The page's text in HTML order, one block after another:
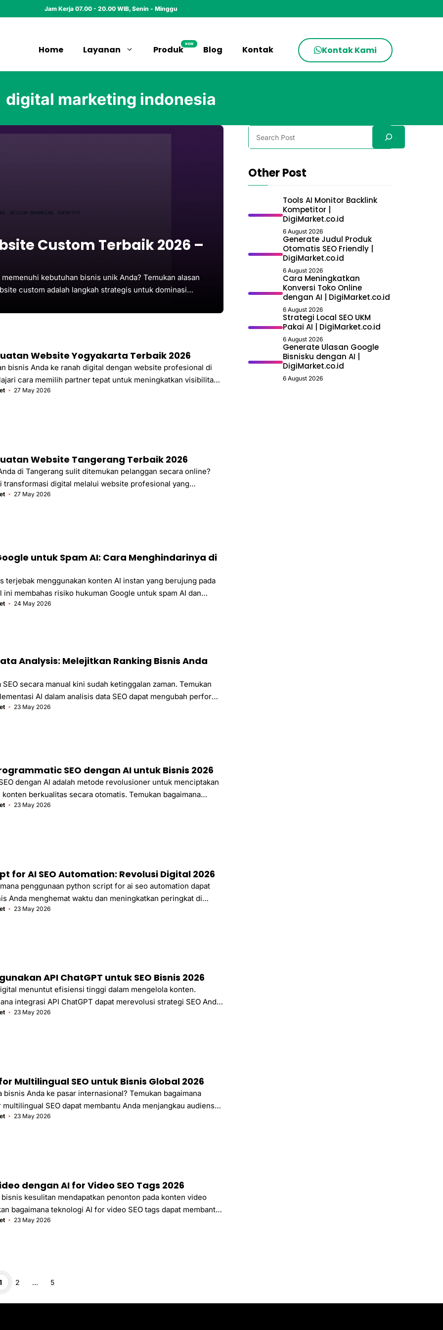
Jam Kerja 07.00 - 20.00 WIB, Senin - Minggu
Home Layanan Produk
NEW
Blog Kontak Kontak Kami
digital marketing indonesia
Custom Terbaik 2026 –
kebutuhan bisnis unik Anda? Temukan alasan
custom adalah langkah strategis untuk dominasi
Website Yogyakarta Terbaik 2026
bisnis Anda ke ranah digital dengan website profesional di
cara memilih partner tepat untuk meningkatkan visibilitas
Anda secara signifikan.
27 May 2026
Website Tangerang Terbaik 2026
di Tangerang sulit ditemukan pelanggan secara online?
transformasi digital melalui website profesional yang
meningkatkan konversi dan kredibilitas bisnis Anda bersama
27 May 2026
untuk Spam AI: Cara Menghindarinya di
terjebak menggunakan konten AI instan yang berujung pada
ini membahas risiko hukuman Google untuk spam AI dan
konten berkualitas.
24 May 2026
Analysis: Melejitkan Ranking Bisnis Anda
secara manual kini sudah ketinggalan zaman. Temukan
AI dalam analisis data SEO dapat mengubah performa
signifikan di tahun 2026.
23 May 2026
SEO dengan AI untuk Bisnis 2026
dengan AI adalah metode revolusioner untuk menciptakan
konten berkualitas secara otomatis. Temukan bagaimana
membantu bisnis Anda berkembang pesat.
23 May 2026
for AI SEO Automation: Revolusi Digital 2026
penggunaan python script for ai seo automation dapat
Anda menghemat waktu dan meningkatkan peringkat di
otomatis. Pelajari strategi digital marketing masa depan
23 May 2026
API ChatGPT untuk SEO Bisnis 2026
menuntut efisiensi tinggi dalam mengelola konten.
integrasi API ChatGPT dapat merevolusi strategi SEO Anda
tenaga ahli sangat diperlukan untuk hasil maksimal.
23 May 2026
Multilingual SEO untuk Bisnis Global 2026
bisnis Anda ke pasar internasional? Temukan bagaimana
SEO dapat membantu Anda menjangkau audiens
yang relevan dan teroptimasi secara otomatis.
23 May 2026
dengan AI for Video SEO Tags 2026
kesulitan mendapatkan penonton pada konten video
bagaimana teknologi AI for video SEO tags dapat membantu
oleh calon pelanggan secara otomatis dan akurat.
23 May 2026
Page
2 … Page
5
Other Post
Tools AI Monitor Backlink
Kompetitor |
DigiMarket.co.id
6 August 2026
Generate Judul Produk
Otomatis SEO Friendly |
DigiMarket.co.id
6 August 2026
Cara Meningkatkan
Konversi Toko Online
dengan AI | DigiMarket.co.id
6 August 2026
Strategi Local SEO UKM
Pakai AI | DigiMarket.co.id
6 August 2026
Generate Ulasan Google
Bisnisku dengan AI |
DigiMarket.co.id
6 August 2026